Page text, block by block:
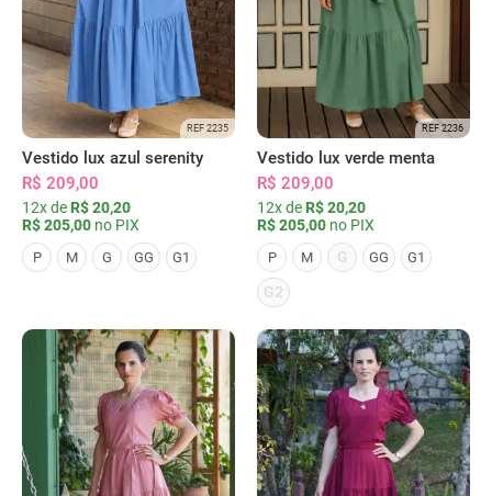
REF 2235
Vestido lux azul serenity
R$ 209,00
12x de R$ 20,20
R$ 205,00 no PIX
P M G GG G1
REF 2236
Vestido lux verde menta
R$ 209,00
12x de R$ 20,20
R$ 205,00 no PIX
P M G GG G1
G2